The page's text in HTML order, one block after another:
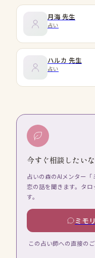
月海 先生
占い
ハルカ 先生
占い
今すぐ相談したい
占いの森のAIメンター
恋の話を聞きます。タ
す。
ミモ
この占い師への直接の